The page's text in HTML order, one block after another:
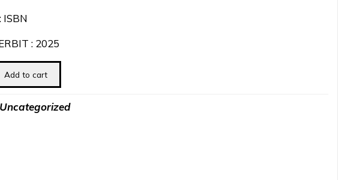
ISBN
: 2025
Add to cart
Uncategorized